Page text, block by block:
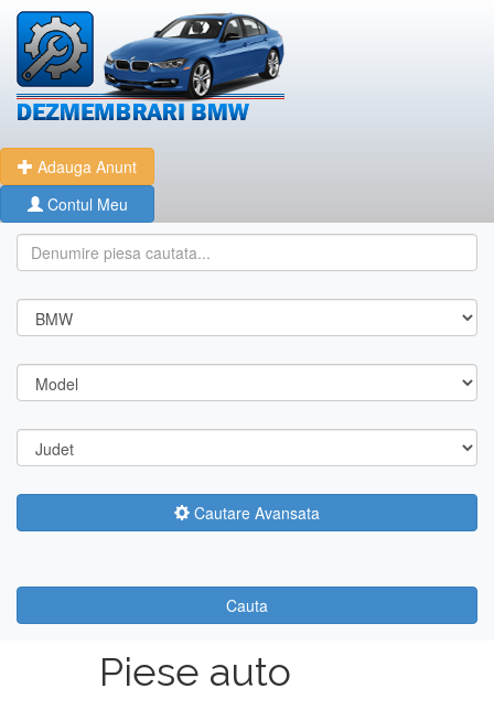
Adauga Anunt
Contul Meu
Cautare Avansata
Cauta
Piese auto